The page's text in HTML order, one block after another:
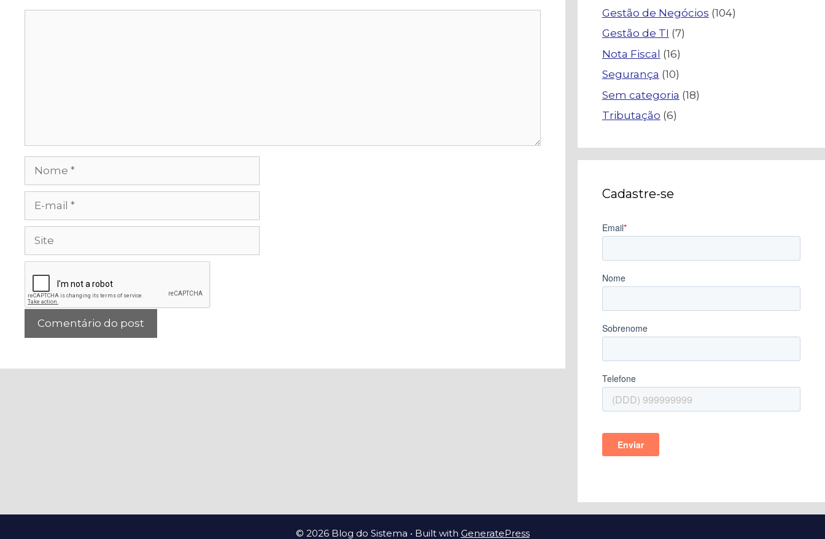
Site
Gestão de Negócios (104)
Gestão de TI (7)
Nota Fiscal (16)
Segurança (10)
Sem categoria (18)
Tributação (6)
Cadastre-se
© 2026 Blog do Sistema • Built with GeneratePress